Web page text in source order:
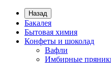
Назад
Бакалея
Бытовая химия
Конфеты и шоколад
Вафли
Имбирные